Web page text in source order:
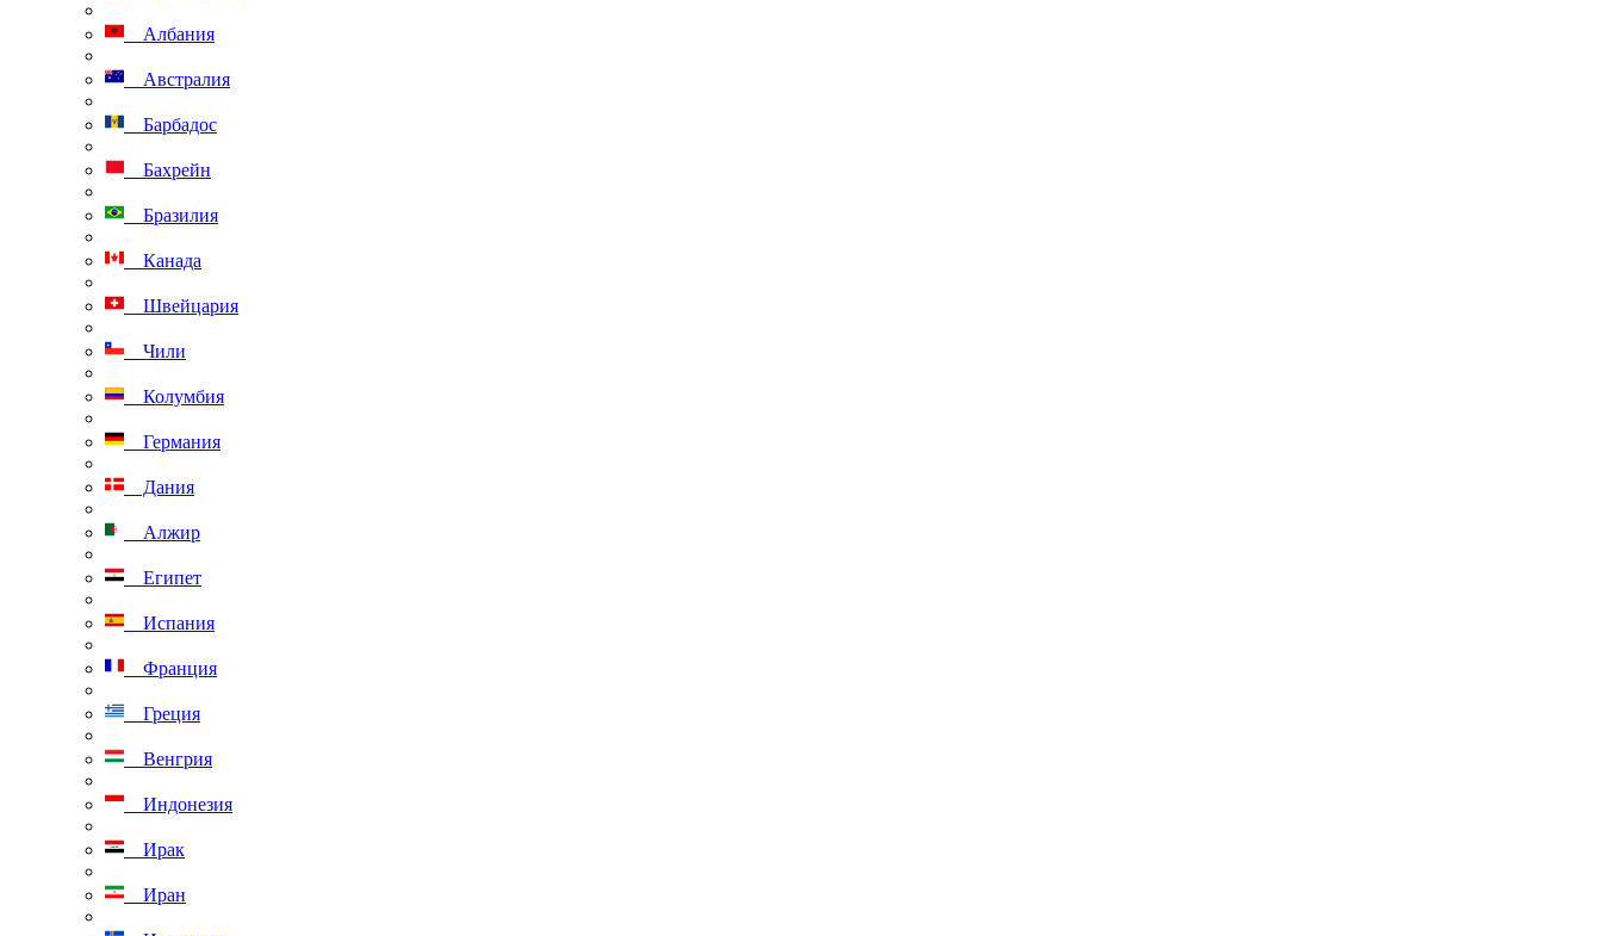
Албания
Австралия
Барбадос
Бахрейн
Бразилия
Канада
Швейцария
Чили
Колумбия
Германия
Дания
Алжир
Египет
Испания
Франция
Греция
Венгрия
Индонезия
Ирак
Иран